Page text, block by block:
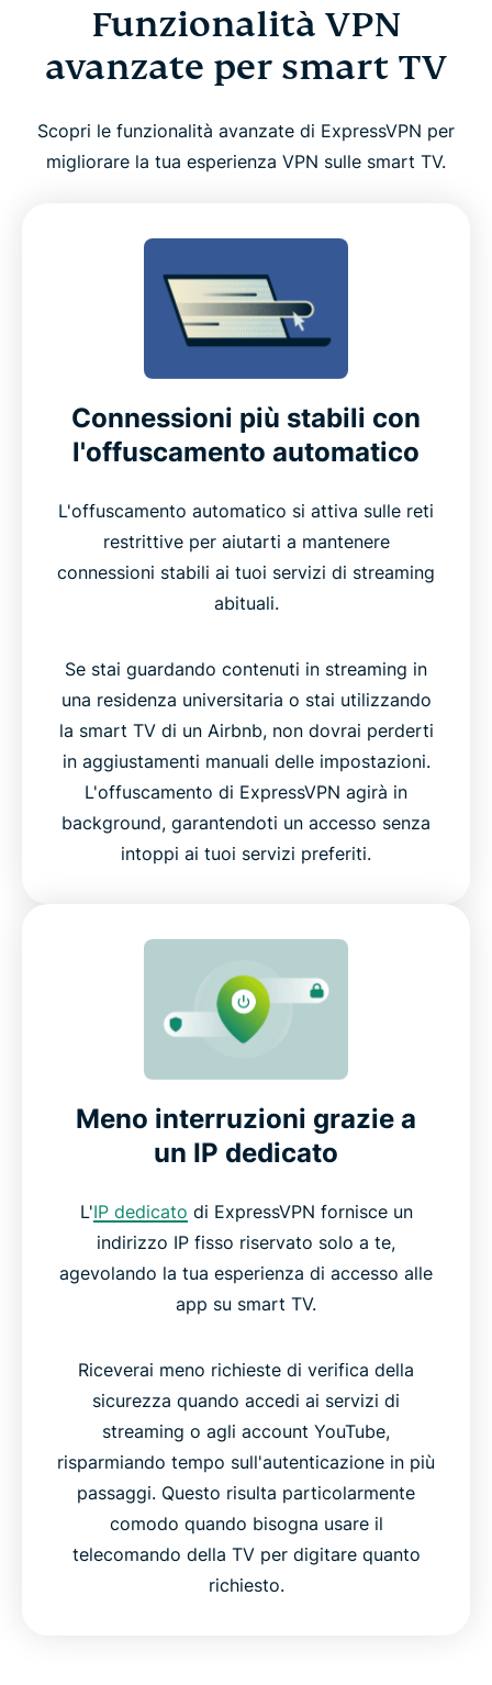
Funzionalità VPN
avanzate per smart TV
Scopri le funzionalità avanzate di ExpressVPN per
migliorare la tua esperienza VPN sulle smart TV.
Connessioni più stabili con
l'offuscamento automatico
L'offuscamento automatico si attiva sulle reti
restrittive per aiutarti a mantenere
connessioni stabili ai tuoi servizi di streaming
abituali.
Se stai guardando contenuti in streaming in
una residenza universitaria o stai utilizzando
la smart TV di un Airbnb, non dovrai perderti
in aggiustamenti manuali delle impostazioni.
L'offuscamento di ExpressVPN agirà in
background, garantendoti un accesso senza
intoppi ai tuoi servizi preferiti.
Meno interruzioni grazie a
un IP dedicato
L'IP dedicato di ExpressVPN fornisce un
indirizzo IP fisso riservato solo a te,
agevolando la tua esperienza di accesso alle
app su smart TV.
Riceverai meno richieste di verifica della
sicurezza quando accedi ai servizi di
streaming o agli account YouTube,
risparmiando tempo sull'autenticazione in più
passaggi. Questo risulta particolarmente
comodo quando bisogna usare il
telecomando della TV per digitare quanto
richiesto.